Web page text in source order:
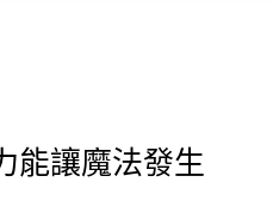
能讓魔法發生